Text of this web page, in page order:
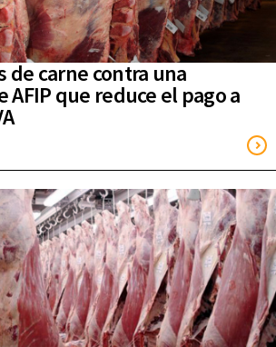
de carne contra una
AFIP que reduce el pago a